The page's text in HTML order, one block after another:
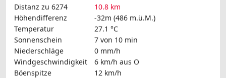
Distanz zu 6274
10.8 km
Höhendifferenz
-32m (486 m.ü.M.)
Temperatur
27.1 °C
Sonnenschein
7 von 10 min
Niederschläge
0 mm/h
Windgeschwindigkeit
6 km/h aus O
Böenspitze
12 km/h